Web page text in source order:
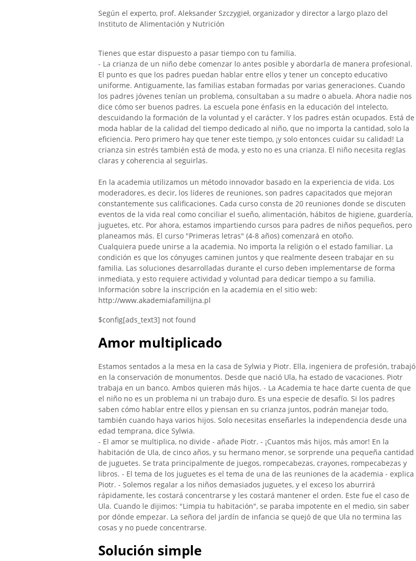
Según el experto, prof. Aleksander Szczygieł, organizador y director a largo plazo del
Instituto de Alimentación y Nutrición
Tienes que estar dispuesto a pasar tiempo con tu familia.
- La crianza de un niño debe comenzar lo antes posible y abordarla de manera profesional.
El punto es que los padres puedan hablar entre ellos y tener un concepto educativo
uniforme. Antiguamente, las familias estaban formadas por varias generaciones. Cuando
los padres jóvenes tenían un problema, consultaban a su madre o abuela. Ahora nadie nos
dice cómo ser buenos padres. La escuela pone énfasis en la educación del intelecto,
descuidando la formación de la voluntad y el carácter. Y los padres están ocupados. Está de
moda hablar de la calidad del tiempo dedicado al niño, que no importa la cantidad, solo la
eficiencia. Pero primero hay que tener este tiempo, ¡y solo entonces cuidar su calidad! La
crianza sin estrés también está de moda, y esto no es una crianza. El niño necesita reglas
claras y coherencia al seguirlas.
En la academia utilizamos un método innovador basado en la experiencia de vida. Los
moderadores, es decir, los líderes de reuniones, son padres capacitados que mejoran
constantemente sus calificaciones. Cada curso consta de 20 reuniones donde se discuten
eventos de la vida real como conciliar el sueño, alimentación, hábitos de higiene, guardería,
juguetes, etc. Por ahora, estamos impartiendo cursos para padres de niños pequeños, pero
planeamos más. El curso "Primeras letras" (4-8 años) comenzará en otoño.
Cualquiera puede unirse a la academia. No importa la religión o el estado familiar. La
condición es que los cónyuges caminen juntos y que realmente deseen trabajar en su
familia. Las soluciones desarrolladas durante el curso deben implementarse de forma
inmediata, y esto requiere actividad y voluntad para dedicar tiempo a su familia.
Información sobre la inscripción en la academia en el sitio web:
http://www.akademiafamilijna.pl
$config[ads_text3] not found
Amor multiplicado
Estamos sentados a la mesa en la casa de Sylwia y Piotr. Ella, ingeniera de profesión, trabajó
en la conservación de monumentos. Desde que nació Ula, ha estado de vacaciones. Piotr
trabaja en un banco. Ambos quieren más hijos. - La Academia te hace darte cuenta de que
el niño no es un problema ni un trabajo duro. Es una especie de desafío. Si los padres
saben cómo hablar entre ellos y piensan en su crianza juntos, podrán manejar todo,
también cuando haya varios hijos. Solo necesitas enseñarles la independencia desde una
edad temprana, dice Sylwia.
- El amor se multiplica, no divide - añade Piotr. - ¡Cuantos más hijos, más amor! En la
habitación de Ula, de cinco años, y su hermano menor, se sorprende una pequeña cantidad
de juguetes. Se trata principalmente de juegos, rompecabezas, crayones, rompecabezas y
libros. - El tema de los juguetes es el tema de una de las reuniones de la academia - explica
Piotr. - Solemos regalar a los niños demasiados juguetes, y el exceso los aburrirá
rápidamente, les costará concentrarse y les costará mantener el orden. Este fue el caso de
Ula. Cuando le dijimos: "Limpia tu habitación", se paraba impotente en el medio, sin saber
por dónde empezar. La señora del jardín de infancia se quejó de que Ula no termina las
cosas y no puede concentrarse.
Solución simple